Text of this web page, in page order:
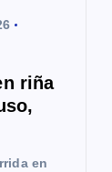
riña
en